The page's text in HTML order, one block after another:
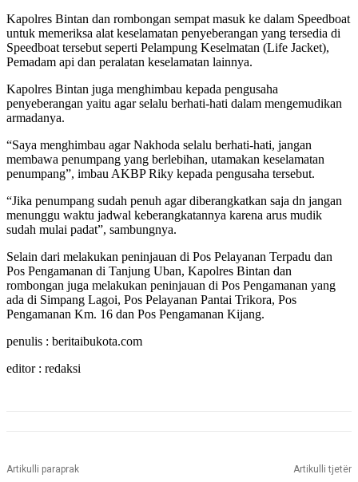
Kapolres Bintan dan rombongan sempat masuk ke dalam Speedboat
untuk memeriksa alat keselamatan penyeberangan yang tersedia di
Speedboat tersebut seperti Pelampung Keselmatan (Life Jacket),
Pemadam api dan peralatan keselamatan lainnya.
Kapolres Bintan juga menghimbau kepada pengusaha
penyeberangan yaitu agar selalu berhati-hati dalam mengemudikan
armadanya.
“Saya menghimbau agar Nakhoda selalu berhati-hati, jangan
membawa penumpang yang berlebihan, utamakan keselamatan
penumpang”, imbau AKBP Riky kepada pengusaha tersebut.
“Jika penumpang sudah penuh agar diberangkatkan saja dn jangan
menunggu waktu jadwal keberangkatannya karena arus mudik
sudah mulai padat”, sambungnya.
Selain dari melakukan peninjauan di Pos Pelayanan Terpadu dan
Pos Pengamanan di Tanjung Uban, Kapolres Bintan dan
rombongan juga melakukan peninjauan di Pos Pengamanan yang
ada di Simpang Lagoi, Pos Pelayanan Pantai Trikora, Pos
Pengamanan Km. 16 dan Pos Pengamanan Kijang.
penulis : beritaibukota.com
editor : redaksi
Artikulli paraprak Artikulli tjetër